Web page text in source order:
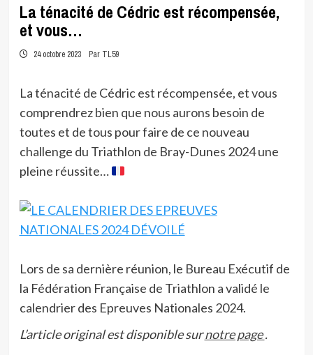
La ténacité de Cédric est récompensée,
et vous…
24 octobre 2023 Par TL59
La ténacité de Cédric est récompensée, et vous
comprendrez bien que nous aurons besoin de
toutes et de tous pour faire de ce nouveau
challenge du Triathlon de Bray-Dunes 2024 une
pleine réussite…
Lors de sa dernière réunion, le Bureau Exécutif de
la Fédération Française de Triathlon a validé le
calendrier des Epreuves Nationales 2024.
L’article original est disponible surnotre page.